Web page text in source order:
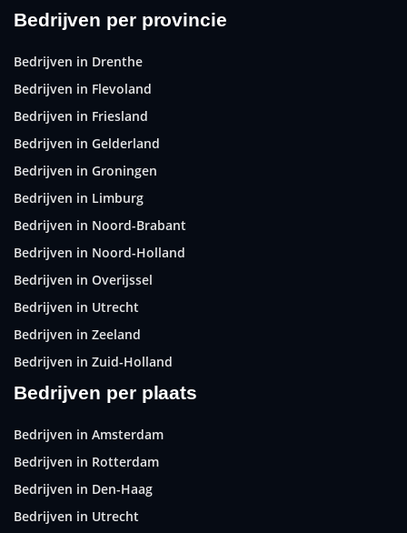
Bedrijven per provincie
Bedrijven in Drenthe
Bedrijven in Flevoland
Bedrijven in Friesland
Bedrijven in Gelderland
Bedrijven in Groningen
Bedrijven in Limburg
Bedrijven in Noord-Brabant
Bedrijven in Noord-Holland
Bedrijven in Overijssel
Bedrijven in Utrecht
Bedrijven in Zeeland
Bedrijven in Zuid-Holland
Bedrijven per plaats
Bedrijven in Amsterdam
Bedrijven in Rotterdam
Bedrijven in Den-Haag
Bedrijven in Utrecht